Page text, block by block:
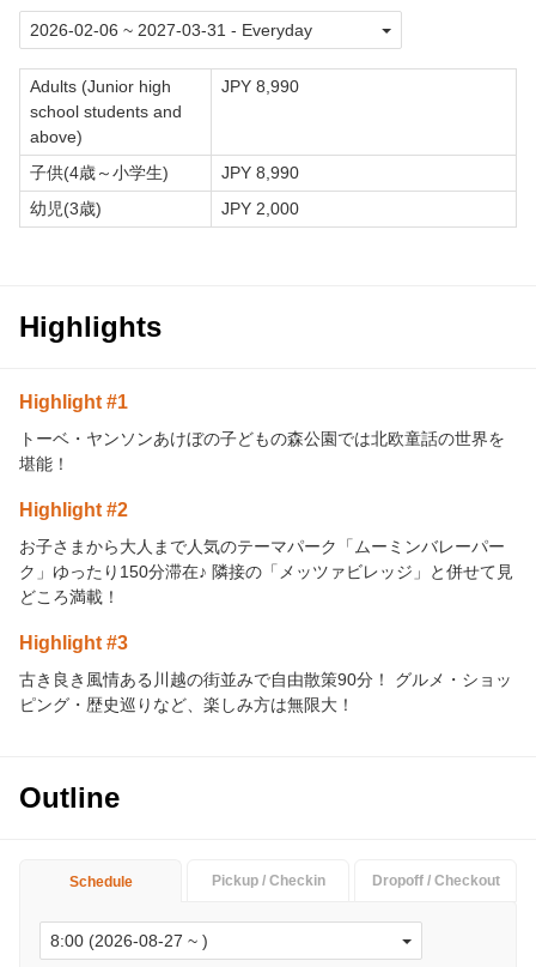
Adults (Junior high
school students and
above)
JPY 8,990
子供(4歳～小学生)
JPY 8,990
幼児(3歳)
JPY 2,000
Highlights
Highlight #1
トーベ・ヤンソンあけぼの子どもの森公園では北欧童話の世界を
堪能！
Highlight #2
お子さまから大人まで人気のテーマパーク「ムーミンバレーパー
ク」ゆったり150分滞在♪ 隣接の「メッツァビレッジ」と併せて見
どころ満載！
Highlight #3
古き良き風情ある川越の街並みで自由散策90分！ グルメ・ショッ
ピング・歴史巡りなど、楽しみ方は無限大！
Outline
Schedule Pickup / Checkin Dropoff / Checkout